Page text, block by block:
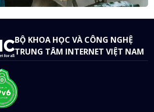
BỘ KHOA HỌC VÀ CÔNG NGHỆ
TRUNG TÂM INTERNET VIỆT NAM